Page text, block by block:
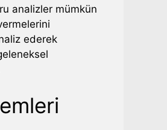
analizler mümkün
ederek